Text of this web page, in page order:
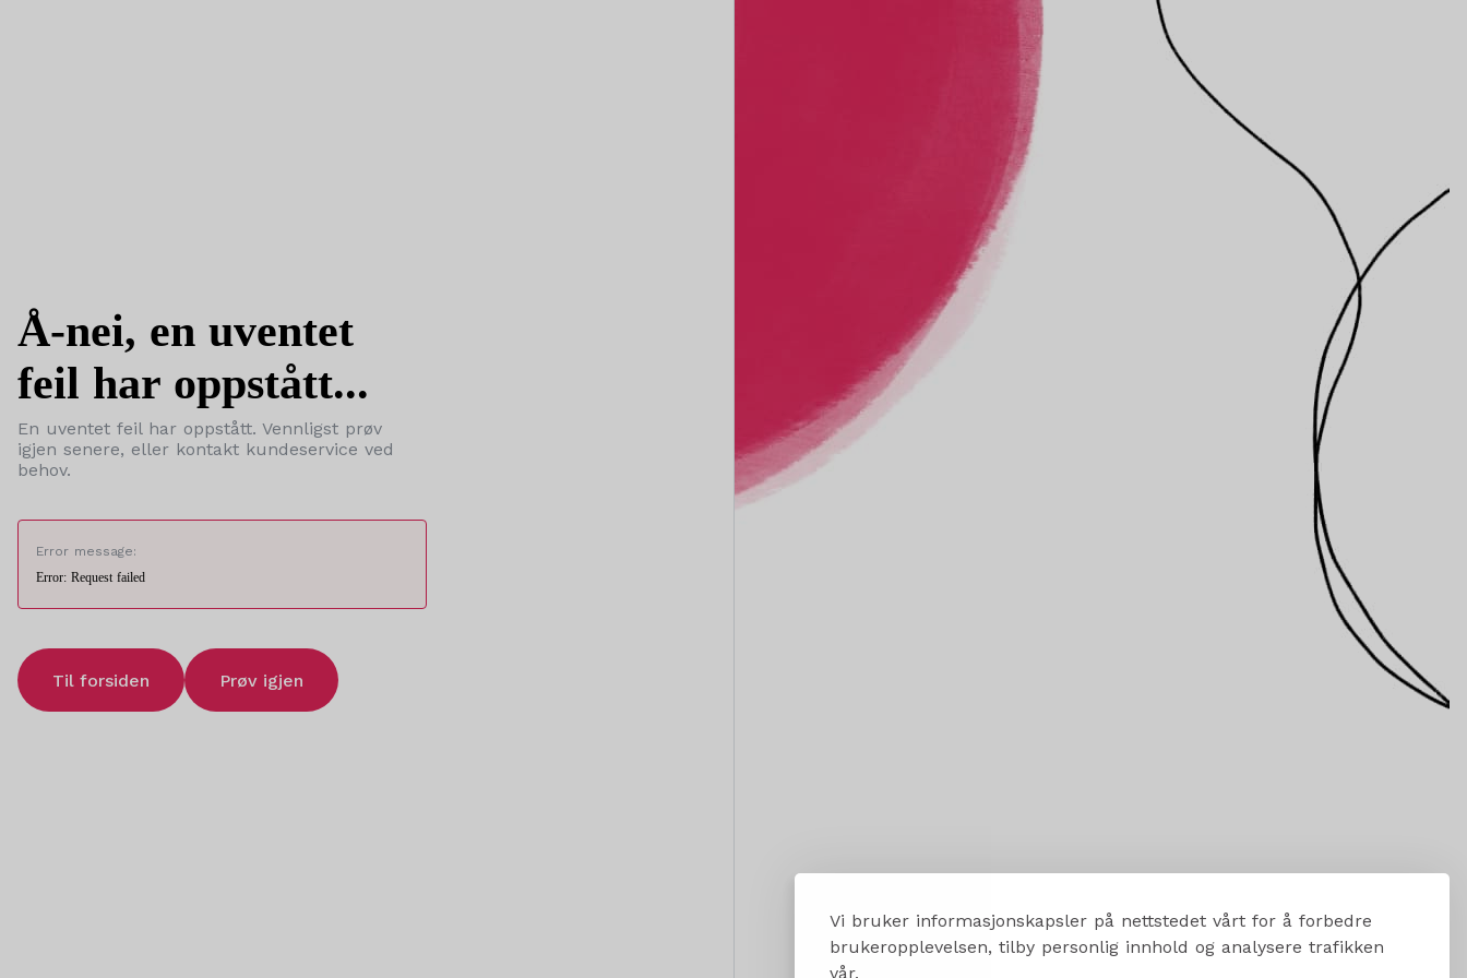
Vi bruker informasjonskapsler på nettstedet vårt for å forbedre
brukeropplevelsen, tilby personlig innhold og analysere trafikken
vår.
Å-nei, en uventet
feil har oppstått...
En uventet feil har oppstått. Vennligst prøv
igjen senere, eller kontakt kundeservice ved
behov.
Error message:
Error: Request failed
Til forsiden Prøv igjen